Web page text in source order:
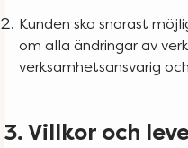
Kunden ska snarast
om alla ändringar av
verksamhetsansvarig
3. Villkor och